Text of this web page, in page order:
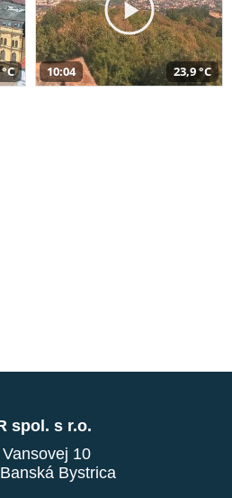
10:04 23,9 °C
spol. s r.o.
10
Bystrica